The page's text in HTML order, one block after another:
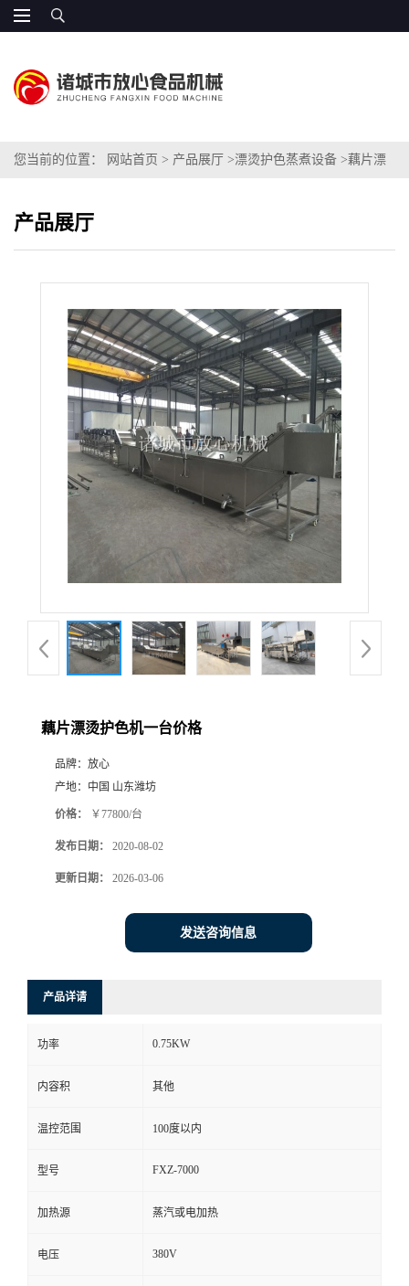
您当前的位置： 网站首页 > 产品展厅 >漂烫护色蒸煮设备 >藕片漂
产品展厅
藕片漂烫护色机一台价格
品牌： 放心
产地： 中国 山东潍坊
价格： ￥77800/台
发布日期： 2020-08-02
更新日期： 2026-03-06
发送咨询信息
产品详请
功率 0.75KW
内容积 其他
温控范围 100度以内
型号 FXZ-7000
加热源 蒸汽或电加热
电压 380V